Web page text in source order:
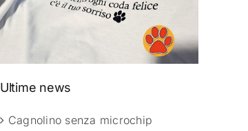
Ultime news
Cagnolino senza microchip